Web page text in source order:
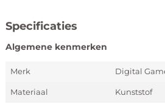
Specificaties
Algemene kenmerken
Merk Digital
Materiaal Kunststof